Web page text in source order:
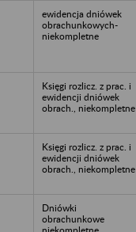
ewidencja dniówek
obrachunkowych-
niekompletne
Księgi rozlicz. z prac. i
ewidencji dniówek
obrach., niekompletne
Księgi rozlicz. z prac. i
ewidencji dniówek
obrach., niekompletne
Dniówki
obrachunkowe